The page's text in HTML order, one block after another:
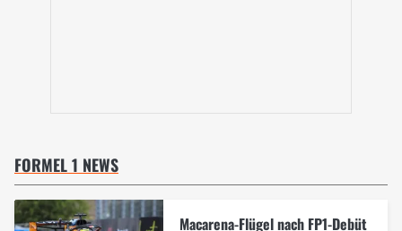
FORMEL 1 NEWS
Macarena-Flügel nach FP1-Debüt